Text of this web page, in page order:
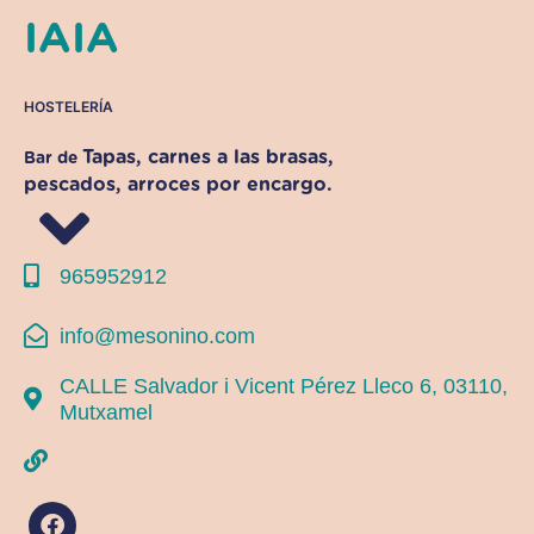
IAIA
HOSTELERÍA
Bar de Tapas, carnes a las brasas,
pescados, arroces por encargo.
965952912
info@mesonino.com
CALLE Salvador i Vicent Pérez Lleco 6, 03110,
Mutxamel
F